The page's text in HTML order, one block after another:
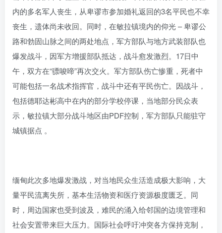
内的多名军人丧生，从卑谬市参加婚礼返回的3名平民也不幸
丧生，遗体尚未收回。同时，在敏拉镇境内的仰光 – 卑谬公
路和勃固山脉之间的两处地点，军方部队与地方武装部队也
爆发战斗，因军方增援部队抵达，战斗愈发激烈。17日中
午，双方在“骠唆啼”再次交火。军方部队伤亡惨重，死者中
可能包括一名战术指挥官，战斗中还有平民伤亡。因战斗，
包括德耶达彬高中在内的部分学校停课，当地部分民众表
示，敏拉镇大部分战斗地区由PDF控制，军方部队只能驻守
城镇据点 。
缅甸此次多地爆发激战，对当地民众生活造成极大影响，大
量平民流离失所，基本生活物资和医疗资源极度匮乏。同
时，周边国家也受到波及，难民的涌入给邻国的边境管理和
社会安置带来巨大压力。国际社会呼吁冲突各方保持克制，